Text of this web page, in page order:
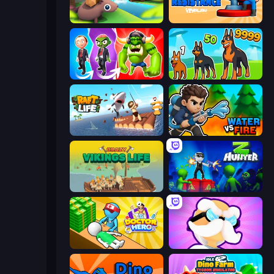
Beaver Builder Human Resistance
Infection Town of Zombies Dogs vs Aliens
Raft Life Water vs Fire
Crazy Vikings Life Z Hunter
Doctor Hero Mutant Idle